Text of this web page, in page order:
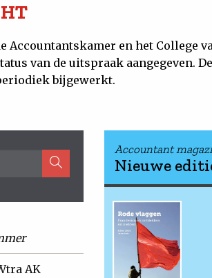
en het College
van de uitspraak aangegeven.
bijgewerkt.
AK
Accountant
Nieuwe